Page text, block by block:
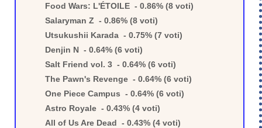
Food Wars: L'ÉTOILE - 0.86% (8 voti)
Salaryman Z - 0.86% (8 voti)
Utsukushii Karada - 0.75% (7 voti)
Denjin N - 0.64% (6 voti)
Salt Friend vol. 3 - 0.64% (6 voti)
The Pawn's Revenge - 0.64% (6 voti)
One Piece Campus - 0.64% (6 voti)
Astro Royale - 0.43% (4 voti)
All of Us Are Dead - 0.43% (4 voti)